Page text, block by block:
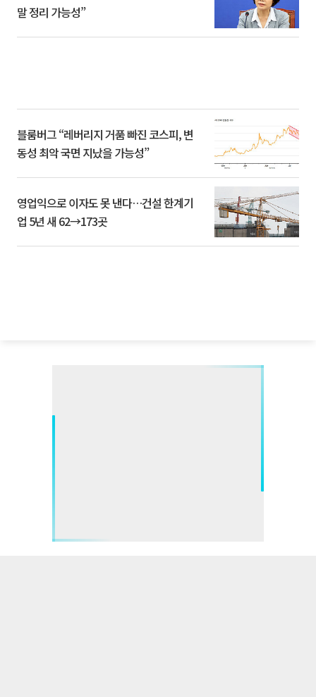
말 정리 가능성”
블룸버그 “레버리지 거품 빠진 코스피, 변
동성 최악 국면 지났을 가능성”
영업익으로 이자도 못 낸다…건설 한계기
업 5년 새 62→173곳